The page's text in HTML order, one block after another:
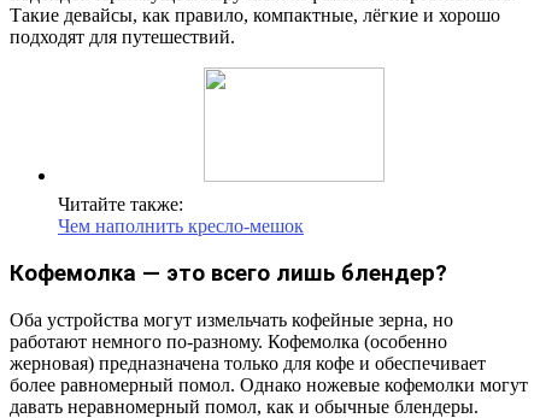
Такие девайсы, как правило, компактные, лёгкие и хорошо
подходят для путешествий.
Читайте также:
Чем наполнить кресло-мешок
Кофемолка — это всего лишь блендер?
Оба устройства могут измельчать кофейные зерна, но
работают немного по-разному. Кофемолка (особенно
жерновая) предназначена только для кофе и обеспечивает
более равномерный помол. Однако ножевые кофемолки могут
давать неравномерный помол, как и обычные блендеры.